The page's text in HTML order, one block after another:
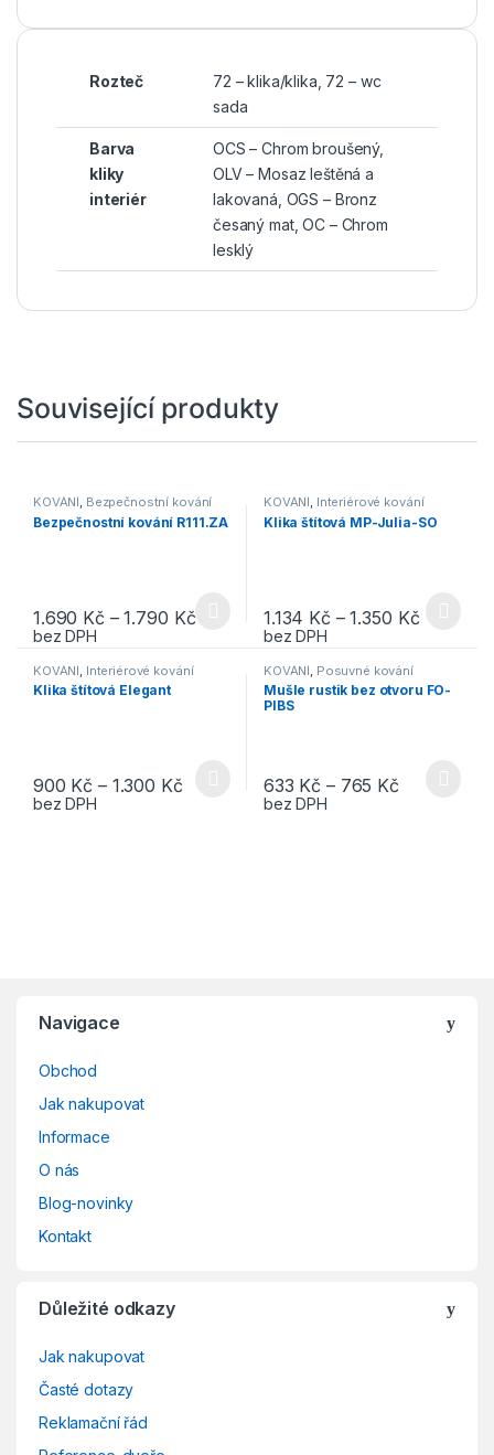
Rozteč
72 – klika/klika, 72 – wc
sada
Barva
kliky
interiér
OCS – Chrom broušený,
OLV – Mosaz leštěná a
lakovaná, OGS – Bronz
česaný mat, OC – Chrom
lesklý
Související produkty
KOVÁNÍ, Bezpečnostní kování
Bezpečnostní kování R111.ZA
1.690 Kč–1.790 Kč
bez DPH
This product has multiple variants. The options may be chosen
KOVÁNÍ, Interiérové kování
Klika štítová MP-Julia-SO
1.134 Kč–1.350 Kč
bez DPH
This product has multiple
KOVÁNÍ Interiérové kování
Klika štítová Elegant
900 Kč – 1.300 Kč
bez DPH
This product has multiple variants. The options may be chosen
KOVÁNÍ Posuvné kování
Mušle rustik bez otvoru FO-
PIBS
633 Kč – 765 Kč
bez DPH
This product has multiple
Navigace
Obchod
Jak nakupovat
Informace
O nás
Blog-novinky
Kontakt
Důležité odkazy
Jak nakupovat
Časté dotazy
Reklamační řád